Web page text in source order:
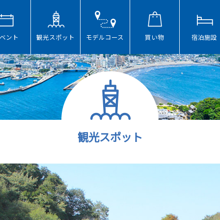
ント 観光スポット モデルコース 買い物 宿泊施設
観光スポット